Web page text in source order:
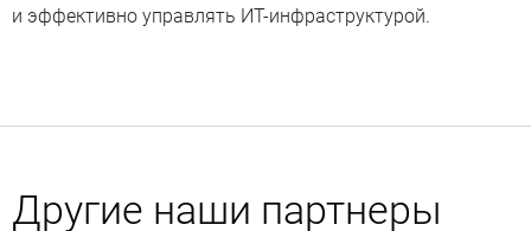
и эффективно управлять ИТ-инфраструктурой.
Другие наши партнеры